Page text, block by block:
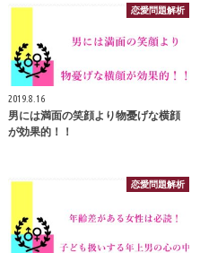
恋愛問題解析
2019.8.16
男には満面の笑顔より物憂げな横顔
が効果的！！
恋愛問題解析